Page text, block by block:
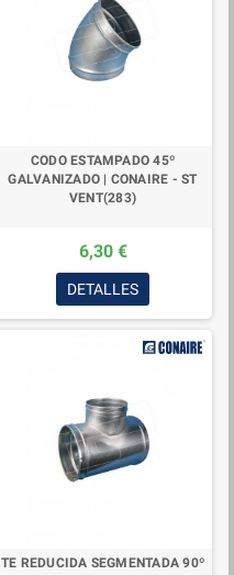
CODO ESTAMPADO 45º
GALVANIZADO | CONAIRE - ST
VENT(283)
6,30 €
DETALLES
TE REDUCIDA SEGMENTADA 90º